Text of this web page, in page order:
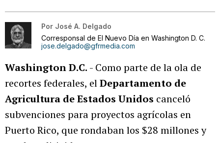
Por José A. Delgado
Corresponsal de El Nuevo Día en Washington D. C.
jose.delgado@gfrmedia.com
Washington D.C. - Como parte de la ola de
recortes federales, elDepartamento de
Agricultura de Estados Unidos canceló
subvenciones para proyectos agrícolas en
Puerto Rico, que rondaban los $28 millones y